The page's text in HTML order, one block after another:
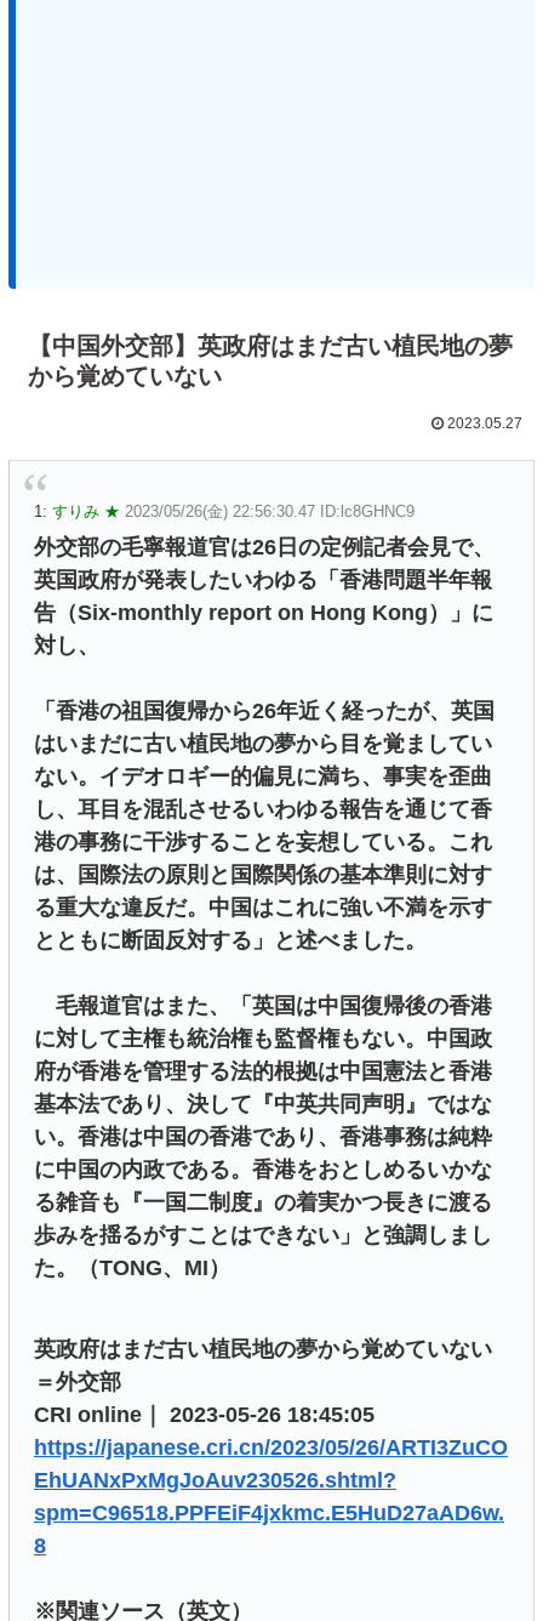
【中国外交部】英政府はまだ古い植民地の夢
から覚めていない
2023.05.27
1: すりみ ★ 2023/05/26(金) 22:56:30.47 ID:lc8GHNC9
外交部の毛寧報道官は26日の定例記者会見で、
英国政府が発表したいわゆる「香港問題半年報
告（Six-monthly report on Hong Kong）」に
対し、
「香港の祖国復帰から26年近く経ったが、英国
はいまだに古い植民地の夢から目を覚ましてい
ない。イデオロギー的偏見に満ち、事実を歪曲
し、耳目を混乱させるいわゆる報告を通じて香
港の事務に干渉することを妄想している。これ
は、国際法の原則と国際関係の基本準則に対す
る重大な違反だ。中国はこれに強い不満を示す
とともに断固反対する」と述べました。
毛報道官はまた、「英国は中国復帰後の香港
に対して主権も統治権も監督権もない。中国政
府が香港を管理する法的根拠は中国憲法と香港
基本法であり、決して『中英共同声明』ではな
い。香港は中国の香港であり、香港事務は純粋
に中国の内政である。香港をおとしめるいかな
る雑音も『一国二制度』の着実かつ長きに渡る
歩みを揺るがすことはできない」と強調しまし
た。（TONG、MI）
英政府はまだ古い植民地の夢から覚めていない
＝外交部
CRI online｜ 2023-05-26 18:45:05
https://japanese.cri.cn/2023/05/26/ARTI3ZuCO
EhUANxPxMgJoAuv230526.shtml?
spm=C96518.PPFEiF4jxkmc.E5HuD27aAD6w.
8
※関連ソース（英文）